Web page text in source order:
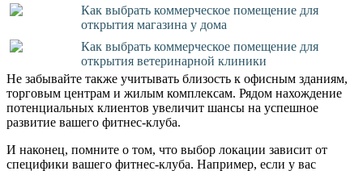
Как выбрать коммерческое помещение для
открытия магазина у дома
Как выбрать коммерческое помещение для
открытия ветеринарной клиники
Не забывайте также учитывать близость к офисным зданиям,
торговым центрам и жилым комплексам. Рядом нахождение
потенциальных клиентов увеличит шансы на успешное
развитие вашего фитнес-клуба.
И наконец, помните о том, что выбор локации зависит от
специфики вашего фитнес-клуба. Например, если у вас